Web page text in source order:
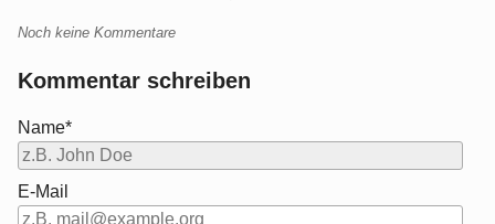
Noch keine Kommentare
Kommentar schreiben
Name*
E-Mail